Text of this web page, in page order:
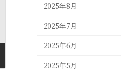
2025年8月
2025年7月
2025年6月
2025年5月